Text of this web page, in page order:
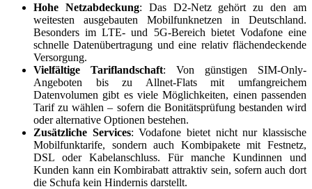
Hohe Netzabdeckung: Das D2-Netz gehört zu den am
weitesten ausgebauten Mobilfunknetzen in Deutschland.
Besonders im LTE- und 5G-Bereich bietet Vodafone eine
schnelle Datenübertragung und eine relativ flächendeckende
Versorgung.
Vielfältige Tariflandschaft: Von günstigen SIM-Only-
Angeboten bis zu Allnet-Flats mit umfangreichem
Datenvolumen gibt es viele Möglichkeiten, einen passenden
Tarif zu wählen – sofern die Bonitätsprüfung bestanden wird
oder alternative Optionen bestehen.
Zusätzliche Services: Vodafone bietet nicht nur klassische
Mobilfunktarife, sondern auch Kombipakete mit Festnetz,
DSL oder Kabelanschluss. Für manche Kundinnen und
Kunden kann ein Kombirabatt attraktiv sein, sofern auch dort
die Schufa kein Hindernis darstellt.